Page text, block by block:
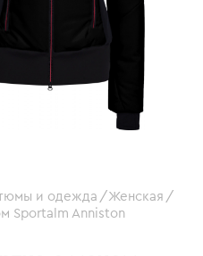
и одежда
Женская
Sportalm Anniston